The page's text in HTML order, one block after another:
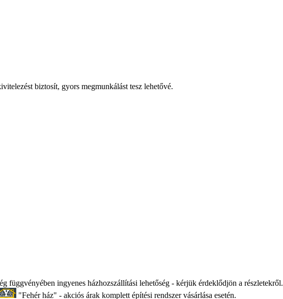
biztosít, gyors megmunkálást tesz lehetővé.
függvényében ingyenes házhozszállítási lehetőség - kérjük érdeklődjön a részletekről.
"Fehér ház" - akciós árak komplett építési rendszer vásárlása esetén.